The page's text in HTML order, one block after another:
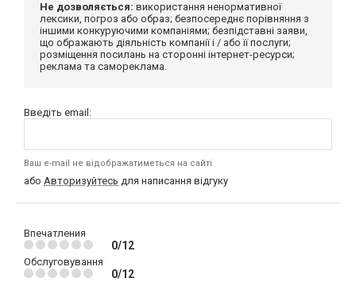
Не дозволяється: використання ненормативної
лексики, погроз або образ; безпосереднє порівняння з
іншими конкуруючими компаніями; безпідставні заяви,
що ображають діяльність компанії і / або її послуги;
розміщення посилань на сторонні інтернет-ресурси;
реклама та самореклама.
Введіть email:
Ваш e-mail не відображатиметься на сайті
або Авторизуйтесь для написання відгуку
Впечатления
0/12
Обслуговування
0/12